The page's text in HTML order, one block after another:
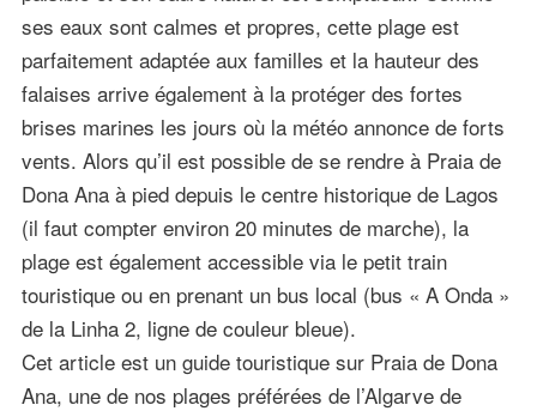
ses eaux sont calmes et propres, cette plage est
parfaitement adaptée aux familles et la hauteur des
falaises arrive également à la protéger des fortes
brises marines les jours où la météo annonce de forts
vents. Alors qu’il est possible de se rendre à Praia de
Dona Ana à pied depuis le centre historique de Lagos
(il faut compter environ 20 minutes de marche), la
plage est également accessible via le petit train
touristique ou en prenant un bus local (bus « A Onda »
de la Linha 2, ligne de couleur bleue).
Cet article est un guide touristique sur Praia de Dona
Ana, une de nos plages préférées de l’Algarve de